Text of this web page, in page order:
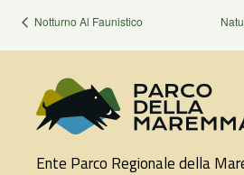
Notturno Al Faunistico
Ente Parco Regionale della